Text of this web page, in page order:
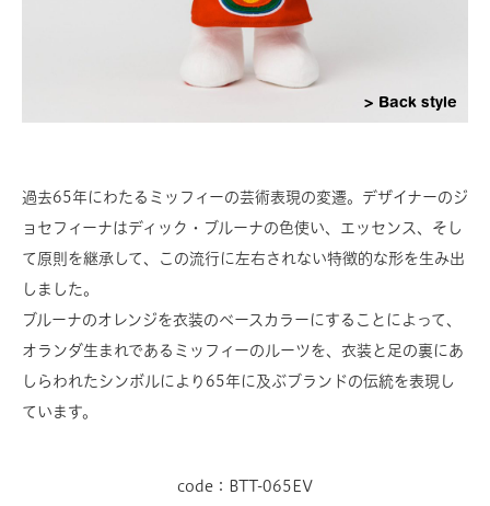
Back style
過去65年にわたるミッフィーの芸術表現の変遷。デザイナーのジ
ョセフィーナはディック・ブルーナの色使い、エッセンス、そし
て原則を継承して、この流行に左右されない特徴的な形を生み出
しました。
ブルーナのオレンジを衣装のベースカラーにすることによって、
オランダ生まれであるミッフィーのルーツを、衣装と足の裏にあ
しらわれたシンボルにより65年に及ぶブランドの伝統を表現し
ています。
code：BTT-065EV